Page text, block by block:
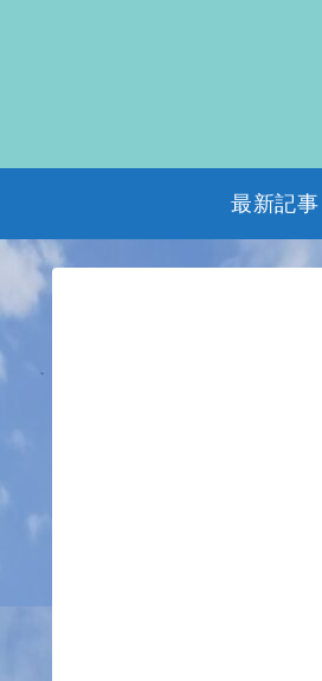
最新記事